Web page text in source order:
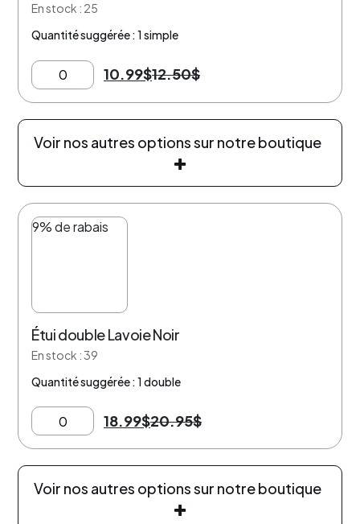
En stock : 25
Quantité suggérée : 1 simple
10.99$12.50$
Voir nos autres options sur notre boutique
9% de rabais
Étui double Lavoie Noir
En stock : 39
Quantité suggérée : 1 double
18.99$20.95$
Voir nos autres options sur notre boutique